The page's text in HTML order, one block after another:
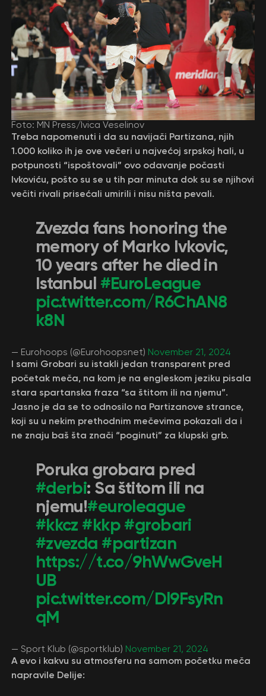
Foto: MN Press/Ivica Veselinov
Treba napomenuti i da su navijači Partizana, njih
1.000 koliko ih je ove večeri u najvećoj srpskoj hali, u
potpunosti “ispoštovali” ovo odavanje počasti
Ivkoviću, pošto su se u tih par minuta dok su se njihovi
večiti rivali prisećali umirili i nisu ništa pevali.
Zvezda fans honoring the
memory of Marko Ivkovic,
10 years after he died in
Istanbul #EuroLeague
pic.twitter.com/R6ChAN8
k8N
— Eurohoops (@Eurohoopsnet) November 21, 2024
I sami Grobari su istakli jedan transparent pred
početak meča, na kom je na engleskom jeziku pisala
stara spartanska fraza “sa štitom ili na njemu”.
Jasno je da se to odnosilo na Partizanove strance,
koji su u nekim prethodnim mečevima pokazali da i
ne znaju baš šta znači “poginuti” za klupski grb.
Poruka grobara pred
#derbi: Sa štitom ili na
njemu!#euroleague
#kkcz #kkp#grobari
#zvezda #partizan
https://t.co/9hWwGveH
UB
pic.twitter.com/Dl9FsyRn
qM
— Sport Klub (@sportklub) November 21, 2024
A evo i kakvu su atmosferu na samom početku meča
napravile Delije: